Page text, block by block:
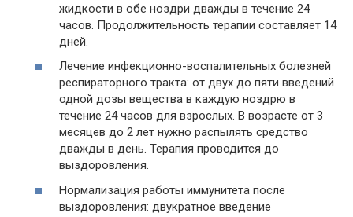
жидкости в обе ноздри дважды в течение 24
часов. Продолжительность терапии составляет 14
дней.
Лечение инфекционно-воспалительных болезней
респираторного тракта: от двух до пяти введений
одной дозы вещества в каждую ноздрю в
течение 24 часов для взрослых. В возрасте от 3
месяцев до 2 лет нужно распылять средство
дважды в день. Терапия проводится до
выздоровления.
Нормализация работы иммунитета после
выздоровления: двукратное введение